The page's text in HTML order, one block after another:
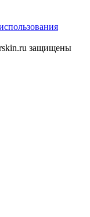
защищены